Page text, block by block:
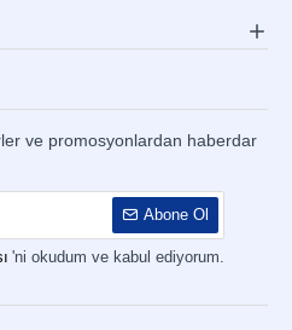
ve promosyonlardan haberdar
Abone Ol
'ni okudum ve kabul ediyorum.